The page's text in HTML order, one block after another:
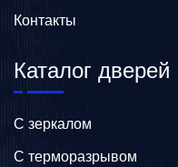
Контакты
Каталог дверей
C зеркалом
C терморазрывом